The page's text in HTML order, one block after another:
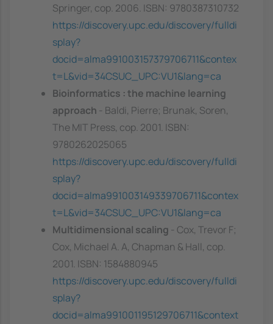
Springer, cop. 2006. ISBN: 9780387310732
https://discovery.upc.edu/discovery/fulldi
splay?
docid=alma991003157379706711&contex
t=L&vid=34CSUC_UPC:VU1&lang=ca
Bioinformatics : the machine learning
approach
- Baldi, Pierre; Brunak, Soren,
The MIT Press, cop. 2001. ISBN:
9780262025065
https://discovery.upc.edu/discovery/fulldi
splay?
docid=alma991003149339706711&contex
t=L&vid=34CSUC_UPC:VU1&lang=ca
Multidimensional scaling
- Cox, Trevor F;
Cox, Michael A. A, Chapman & Hall, cop.
2001. ISBN: 1584880945
https://discovery.upc.edu/discovery/fulldi
splay?
docid=alma991001195129706711&context